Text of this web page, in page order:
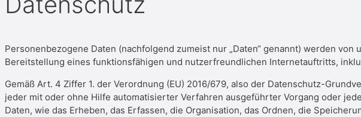
Personenbezogene Daten (nachfolgend zumeist nur „Daten“ genannt) werden
Bereitstellung eines funktionsfähigen und nutzerfreundlichen Internetauftritts,
Gemäß Art. 4 Ziffer 1. der Verordnung (EU) 2016/679, also der Datenschutz-
jeder mit oder ohne Hilfe automatisierter Verfahren ausgeführter Vorgang oder
Daten, wie das Erheben, das Erfassen, die Organisation, das Ordnen, die